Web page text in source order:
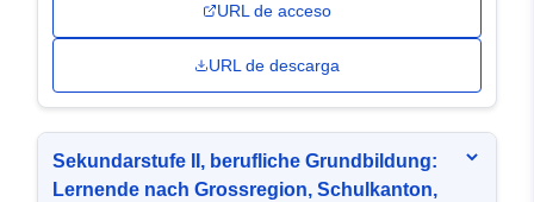
URL de acceso
URL de descarga
Sekundarstufe II, berufliche Grundbildung:
Lernende nach Grossregion, Schulkanton,